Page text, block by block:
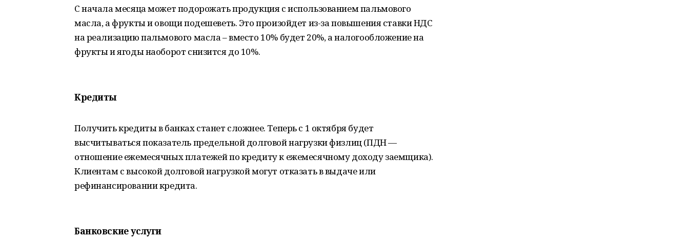
С начала месяца может подорожать продукция с использованием пальмового
масла, а фрукты и овощи подешеветь. Это произойдет из-за повышения ставки НДС
на реализацию пальмового масла – вместо 10% будет 20%, а налогообложение на
фрукты и ягоды наоборот снизится до 10%.
Кредиты
Получить кредиты в банках станет сложнее. Теперь с 1 октября будет
высчитываться показатель предельной долговой нагрузки физлиц (ПДН —
отношение ежемесячных платежей по кредиту к ежемесячному доходу заемщика).
Клиентам с высокой долговой нагрузкой могут отказать в выдаче или
рефинансировании кредита.
Банковские услуги